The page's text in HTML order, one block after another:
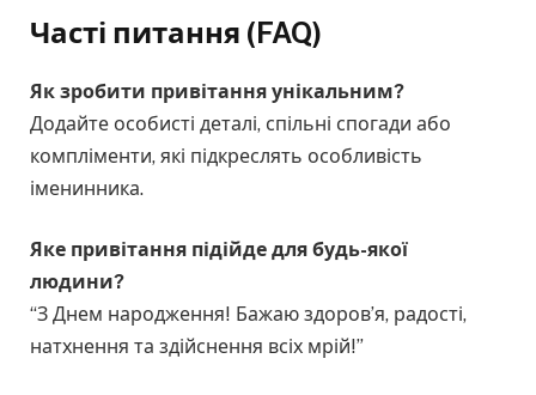
Часті питання (FAQ)
Як зробити привітання унікальним?
Додайте особисті деталі, спільні спогади або
компліменти, які підкреслять особливість
іменинника.
Яке привітання підійде для будь-якої
людини?
“З Днем народження! Бажаю здоров’я, радості,
натхнення та здійснення всіх мрій!”